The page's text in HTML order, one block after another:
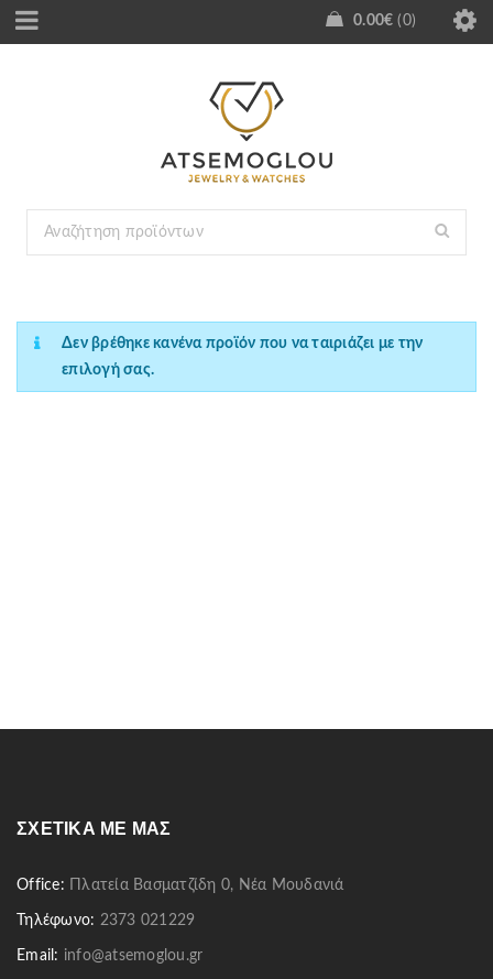
0.00€ 0
Δεν βρέθηκε κανένα προϊόν που να ταιριάζει με την
επιλογή σας.
ΣΧΕΤΙΚΆ ΜΕ ΜΑΣ
Office: Πλατεία Βασματζίδη 0, Νέα Μουδανιά
Τηλέφωνο: 2373 021229
Email: info@atsemoglou.gr